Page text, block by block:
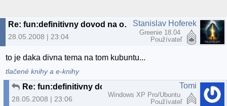
Re: fun:definitivny dovod na odchod z MS:)
28.05.2008 | 23:04
Stanislav Hoferek
Greenie 18.04
Používateľ
to je daka divna tema na tom kubuntu...
tlačené knihy a e-knihy
28.05.2008 | 23:06
Tomi
Windows XP Pro/Ubuntu
Používateľ